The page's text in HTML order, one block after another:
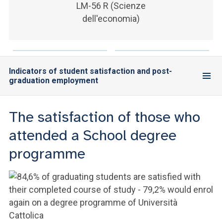
LM-56 R (Scienze
dell'economia)
Indicators of student satisfaction and post-
graduation employment
The satisfaction of those who
attended a School degree
programme